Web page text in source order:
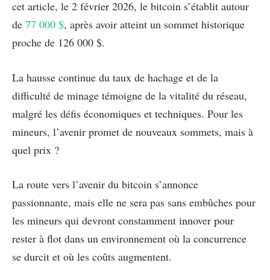
cet article, le 2 février 2026, le bitcoin s’établit autour
de 77 000 $, après avoir atteint un sommet historique
proche de 126 000 $.
La hausse continue du taux de hachage et de la
difficulté de minage témoigne de la vitalité du réseau,
malgré les défis économiques et techniques. Pour les
mineurs, l’avenir promet de nouveaux sommets, mais à
quel prix ?
La route vers l’avenir du bitcoin s’annonce
passionnante, mais elle ne sera pas sans embûches pour
les mineurs qui devront constamment innover pour
rester à flot dans un environnement où la concurrence
se durcit et où les coûts augmentent.